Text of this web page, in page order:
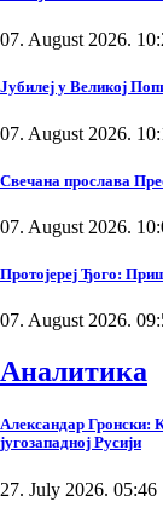
07. August 2026.
Јубилеј у Великој
07. August 2026.
Свечана прослава
07. August 2026.
Протојереј Ђого:
07. August 2026.
Аналитика
Александар Гронски:
југозападној Русији
27. July 2026. 05:46